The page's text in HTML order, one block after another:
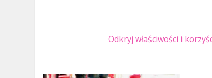
Odkryj właściwości i